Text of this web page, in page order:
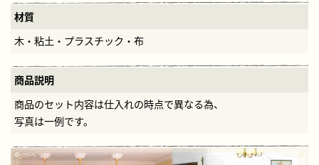
材質
木・粘土・プラスチック・布
商品説明
商品のセット内容は仕入れの時点で異なる為、
写真は一例です。